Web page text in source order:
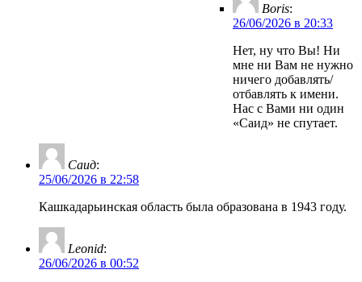
Boris:
26/06/2026 в 20:33
Нет, ну что Вы! Ни
мне ни Вам не нужно
ничего добавлять/
отбавлять к имени.
Нас с Вами ни один
«Саид» не спутает.
Саид:
25/06/2026 в 22:58
Кашкадарьинская область была образована в 1943 году.
Leonid:
26/06/2026 в 00:52